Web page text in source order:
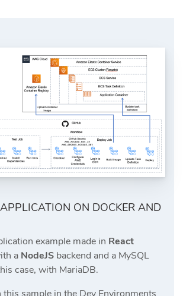
ON DOCKER AND
example made in React
a NodeJS backend and a MySQL
case, with MariaDB.